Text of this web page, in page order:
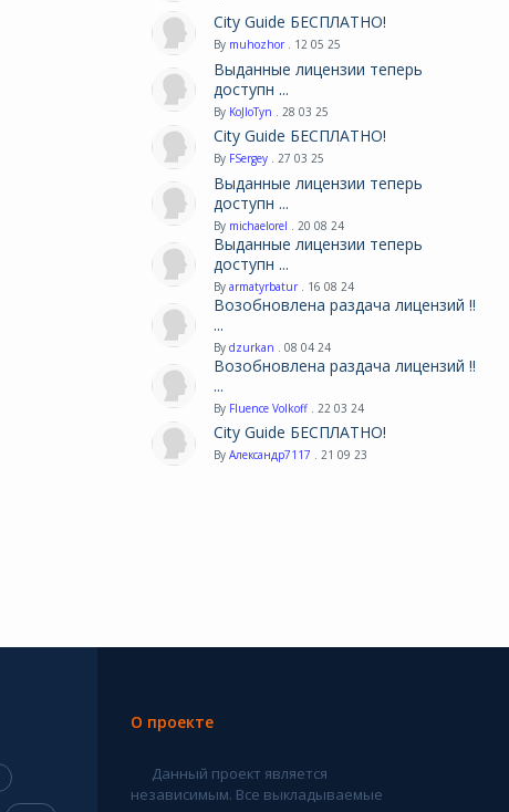
City Guide БЕСПЛАТНО!
By muhozhor . 12 05 25
Выданные лицензии теперь
доступн ...
By KoJIoTyn . 28 03 25
City Guide БЕСПЛАТНО!
By FSergey . 27 03 25
Выданные лицензии теперь
доступн ...
By michaelorel . 20 08 24
Выданные лицензии теперь
доступн ...
Byarmatyrbatur . 16 08 24
Возобновлена раздача лицензий !!
...
Bydzurkan . 08 04 24
Возобновлена раздача лицензий !!
...
By Fluence Volkoff . 22 03 24
City Guide БЕСПЛАТНО!
ByАлександр7117 . 21 09 23
О проекте
Данный проект является
независимым. Все выкладываемые